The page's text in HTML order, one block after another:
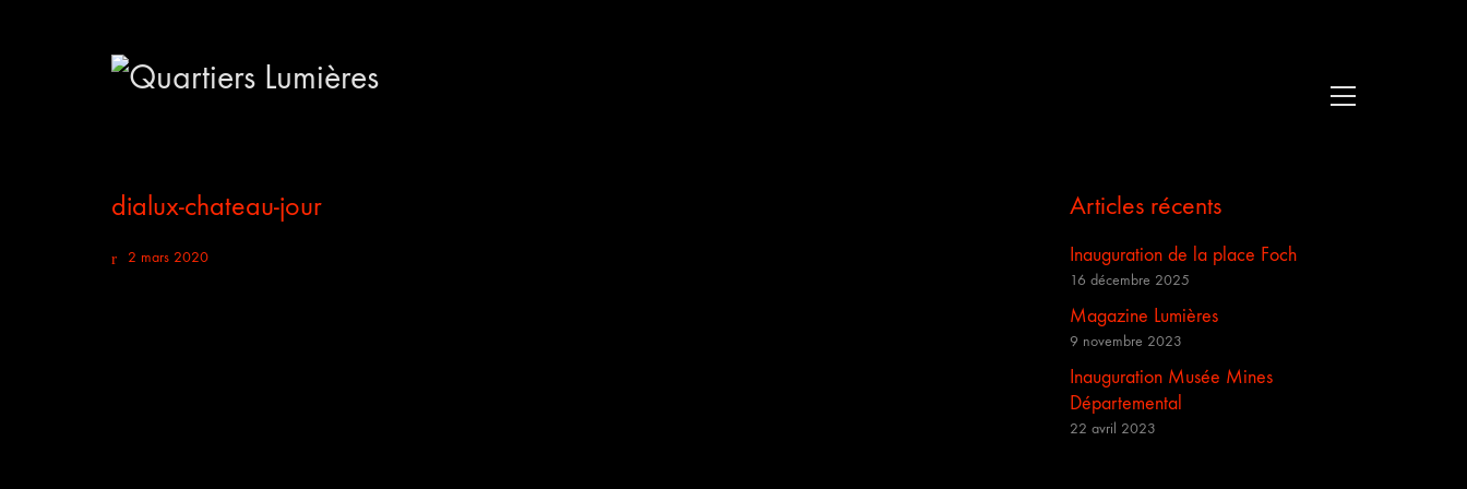
dialux-chateau-jour
2 mars 2020
Articles récents
Inauguration de la place Foch
16 décembre 2025
Magazine Lumières
9 novembre 2023
Inauguration Musée Mines
Départemental
22 avril 2023